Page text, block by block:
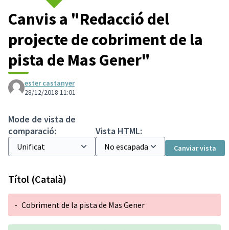
Canvis a "Redacció del
projecte de cobriment de la
pista de Mas Gener"
ester castanyer
28/12/2018 11:01
Mode de vista de
comparació:
Vista HTML:
Canviar vista
Títol (Català)
- Cobriment de la pista de Mas Gener